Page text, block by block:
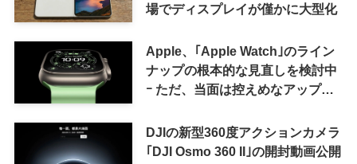
場でディスプレイが僅かに大型化
Apple、｢Apple Watch｣のライン
ナップの根本的な見直しを検討中
ｰ ただ、当面は控えめなアップグ
DJIの新型360度アクションカメラ
｢DJI Osmo 360 II｣の開封動画公開